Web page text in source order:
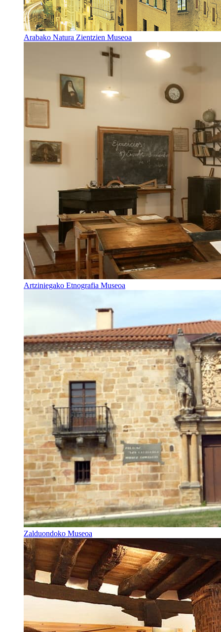
Arabako Natura Zientzien Museoa
Artziniegako Etnografia Museoa
Zalduondoko Museoa